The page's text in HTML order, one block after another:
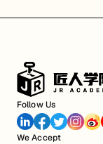
Follow Us
We Accept